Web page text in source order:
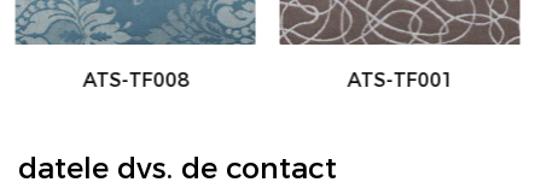
ATS-TF001 ATS-TF002
datele dvs. de contact